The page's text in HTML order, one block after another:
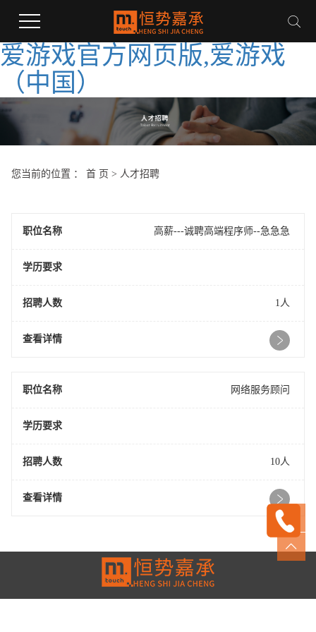
爱游戏官方网页版,爱游戏
（中国）
您当前的位置 ： 首 页 > 人才招聘
职位名称 高薪---诚聘高端程序师--急急急
学历要求
招聘人数 1人
查看详情
职位名称 网络服务顾问
学历要求
招聘人数 10人
查看详情